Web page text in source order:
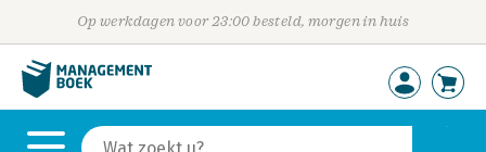
Op werkdagen voor 23:00 besteld, morgen in huis